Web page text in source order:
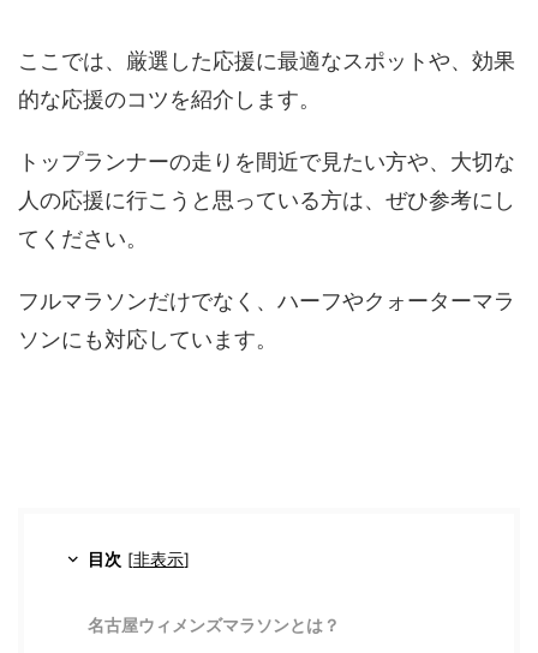
ここでは、厳選した応援に最適なスポットや、効果
的な応援のコツを紹介します。
トップランナーの走りを間近で見たい方や、大切な
人の応援に行こうと思っている方は、ぜひ参考にし
てください。
フルマラソンだけでなく、ハーフやクォーターマラ
ソンにも対応しています。
目次 [非表示]
名古屋ウィメンズマラソンとは？